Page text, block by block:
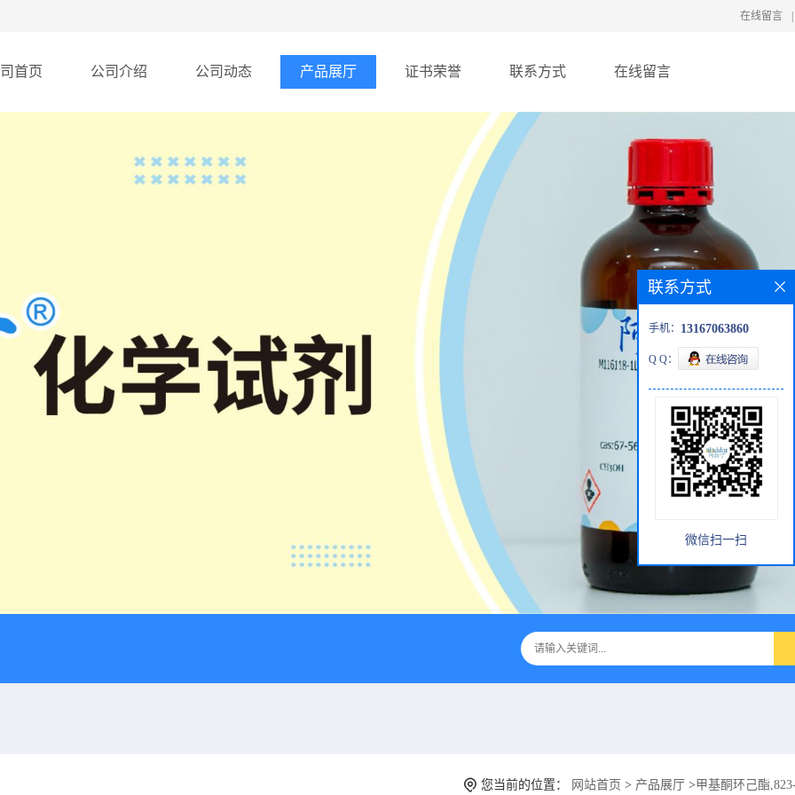
在线留言
首页 公司介绍 公司动态 产品展厅 证书荣誉 联系方式 在线留言
您当前的位置： 网站首页 > 产品展厅 >甲基酮环己酯
联系方式
手机： 13167063860
Q Q：
微信扫一扫